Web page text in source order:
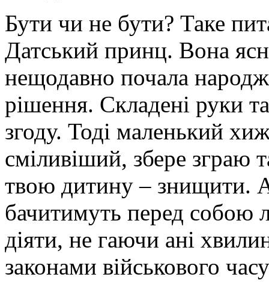
Бути чи не бути? Таке
Датський принц. Вона
нещодавно почала
рішення. Складені руки
згоду. Тоді маленький
сміливіший, збере зграю
твою дитину – знищити.
бачитимуть перед собою
діяти, не гаючи ані
законами військового